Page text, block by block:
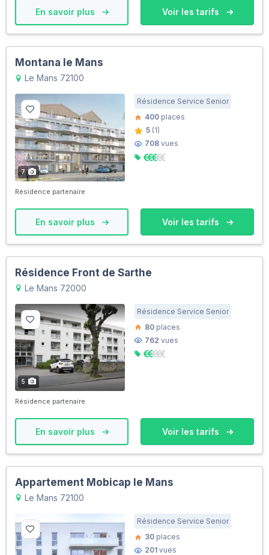
En savoir plus Voir les tarifs
Montana le Mans
Le Mans 72100
7
Résidence Service Senior
400 places
5 (1)
708 vues
Résidence partenaire
En savoir plus Voir les tarifs
Résidence Front de Sarthe
Le Mans 72000
5
Résidence Service Senior
80 places
762 vues
Résidence partenaire
En savoir plus Voir les tarifs
Appartement Mobicap le Mans
Le Mans 72100
Résidence Service Senior
30 places
201 vues